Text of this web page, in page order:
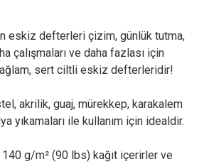
eskiz defterleri çizim, günlük tutma,
çalışmaları ve daha fazlası için
sert ciltli eskiz defterleridir!
akrilik, guaj, mürekkep, karakalem
yıkamaları ile kullanım için idealdir.
g/m² (90 lbs) kağıt içerirler ve